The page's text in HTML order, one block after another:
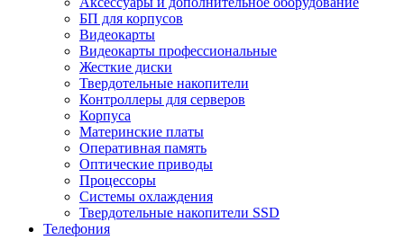
БП для корпусов
Видеокарты
Видеокарты профессиональные
Жесткие диски
Твердотельные накопители
Контроллеры для серверов
Корпуса
Материнские платы
Оперативная память
Оптические приводы
Процессоры
Системы охлаждения
Твердотельные накопители SSD
Телефония